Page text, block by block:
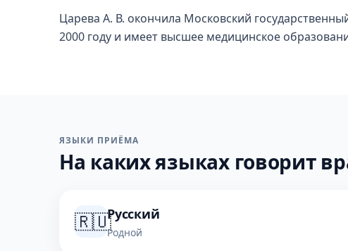
Царева А. В. окончила Московский
2000 году и имеет высшее медицинское
ЯЗЫКИ ПРИЁМА
На каких языках говорит
🇷🇺Русский
Родной